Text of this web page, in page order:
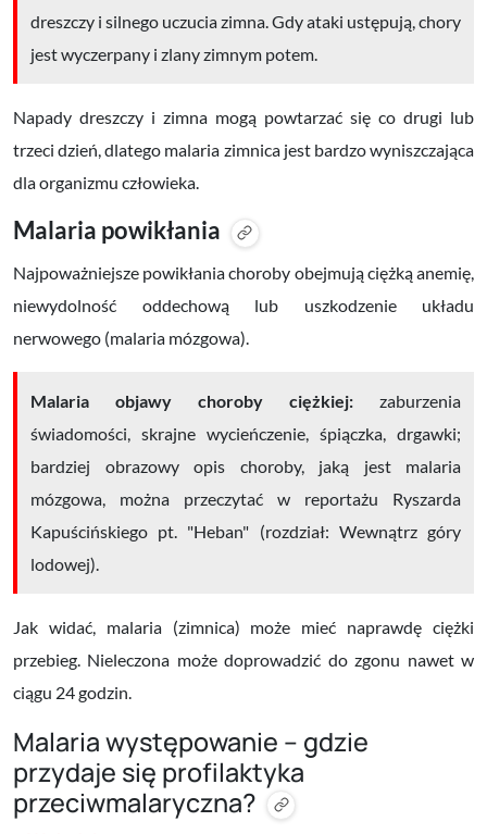
dreszczy i silnego uczucia zimna.Gdy ataki ustępują, chory
jest wyczerpany i zlany zimnym potem.
Napady dreszczy i zimna mogą powtarzać się co drugi lub
trzeci dzień, dlatego malaria zimnica jest bardzo wyniszczająca
dla organizmu człowieka.
Malaria powikłania
Najpoważniejsze powikłania choroby obejmują ciężką anemię,
niewydolność oddechową lub uszkodzenie układu
nerwowego (malaria mózgowa).
Malaria objawy choroby ciężkiej: zaburzenia
świadomości, skrajne wycieńczenie, śpiączka, drgawki;
bardziej obrazowy opis choroby, jaką jest malaria
mózgowa, można przeczytać w reportażu Ryszarda
Kapuścińskiego pt. "Heban" (rozdział: Wewnątrz góry
lodowej).
Jak widać, malaria (zimnica) może mieć naprawdę ciężki
przebieg. Nieleczona może doprowadzić do zgonu nawet w
ciągu 24 godzin.
Malaria występowanie – gdzie
przydaje się profilaktyka
przeciwmalaryczna?